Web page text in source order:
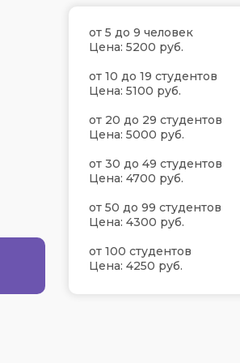
от 5 до 9 человек
Цена: 5200 руб.
от 10 до 19 студентов
Цена: 5100 руб.
от 20 до 29 студентов
Цена: 5000 руб.
от 30 до 49 студентов
Цена: 4700 руб.
от 50 до 99 студентов
Цена: 4300 руб.
от 100 студентов
Цена: 4250 руб.